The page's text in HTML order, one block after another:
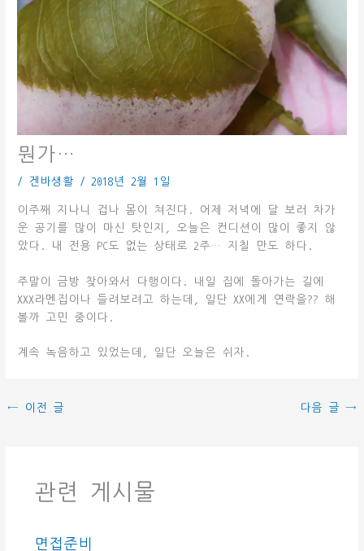
뭔가…
/ 겐바생활 / 2018년 2월 1일
이주째 지나니 겁나 몸이 쳐진다. 어제 저녁에 달 보러 차가
운 공기를 많이 마신 탓인지, 오늘은 컨디션이 많이 좋지 않
았다. 내 전용 PC도 없는 상태로 2주… 지칠 만도 하다.
주말이 금방 찾아와서 다행이다. 내일 집에 돌아가는 길에
XXX라멘집이나 들려보려고 하는데, 일단 XX에게 연락을?? 해
볼까 고민 중이다.
계속 녹음하고 있었는데, 일단 오늘은 쉬자.
← 이전 글 다음 글 →
관련 게시물
면접준비